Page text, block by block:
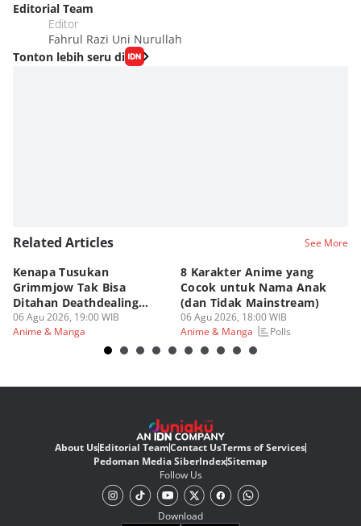
Editorial Team
Editor
Fahrul Razi Uni Nurullah
Tonton lebih seru di
Related Articles See More
Kenapa Tusukan
Grimmjow Tak Bisa
Ditahan Deathdealing
Askin Bleach?
06 Agu 2026, 19:00 WIB
Anime & Manga
8 Karakter Anime yang
Cocok untuk Nama Anak
(dan Tidak Mainstream)
06 Agu 2026, 18:00 WIB
Anime & Manga
Polls
About UsEditorial TeamContact UsTerms of Services
Pedoman Media SiberIndexSitemap
Follow Us
Download